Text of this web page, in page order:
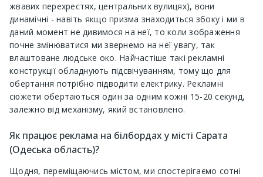
жвавих перехрестях, центральних вулицях), вони
динамічні - навіть якщо призма знаходиться збоку і ми в
даний момент не дивимося на неї, то коли зображення
почне змінюватися ми звернемо на неї увагу, так
влаштоване людське око. Найчастіше такі рекламні
конструкції обладнують підсвічуванням, тому що для
обертання потрібно підводити електрику. Рекламні
сюжети обертаються один за одним кожні 15-20 секунд,
залежно від механізму, який встановлено.
Як працює реклама на білбордах у місті Сарата
(Одеська область)?
Щодня, переміщаючись містом, ми спостерігаємо сотні